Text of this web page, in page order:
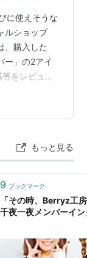
shop/righ
050426.h
臨時店が開設
に使えそうな
ルショップ
、購入した
ー」の2アイ
をレビュー
。商品の詳
。 目次 ハロ
巾着 ペンラ
お供になりそ
もっと見る
9 ブックマーク
「その時、Berryz工
千夜一夜メンバーイ